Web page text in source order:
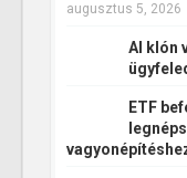
augusztus 5, 2026
AI klón
ETF